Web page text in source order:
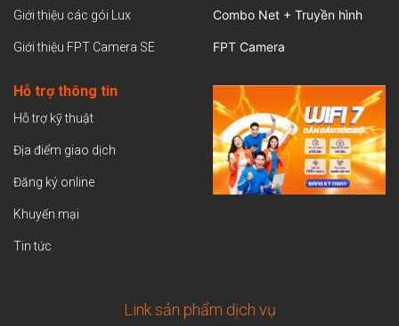
Giới thiệu các gói Lux
Giới thiệu FPT Camera SE
Combo Net + Truyền hình
FPT Camera
Hỗ trợ thông tin
Hỗ trợ kỹ thuật
Địa điểm giao dịch
Đăng ký online
Khuyến mại
Tin tức
Link sản phẩm dịch vụ